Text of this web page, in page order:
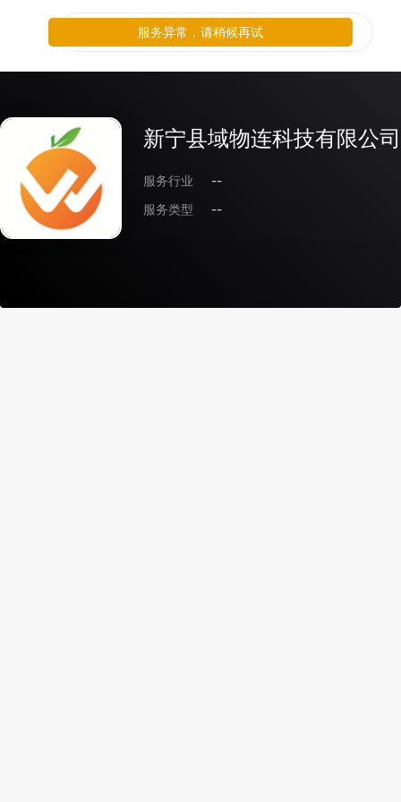
新宁县域物连科技有限公司
服务行业
--
服务类型
--
服务异常，请稍候再试